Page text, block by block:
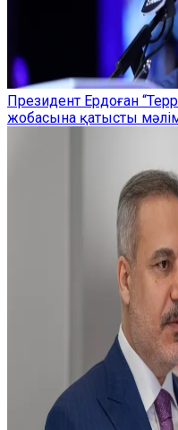
Президент Ердоған
жобасына қатысты